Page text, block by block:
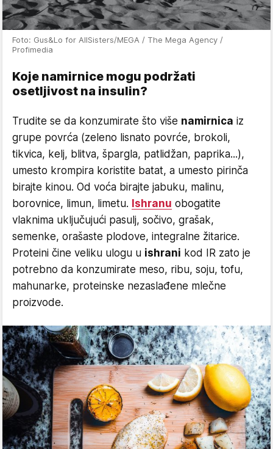
Foto: Gus&Lo for AllSisters/MEGA / The Mega Agency /
Profimedia
Koje namirnice mogu podržati
osetljivost na insulin?
Trudite se da konzumirate što više namirnica iz
grupe povrća (zeleno lisnato povrće, brokoli,
tikvica, kelj, blitva, špargla, patlidžan, paprika...),
umesto krompira koristite batat, a umesto pirinča
birajte kinou. Od voća birajte jabuku, malinu,
borovnice, limun, limetu. Ishranu obogatite
vlaknima uključujući pasulj, sočivo, grašak,
semenke, orašaste plodove, integralne žitarice.
Proteini čine veliku ulogu u ishrani kod IR zato je
potrebno da konzumirate meso, ribu, soju, tofu,
mahunarke, proteinske nezaslađene mlečne
proizvode.